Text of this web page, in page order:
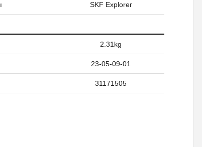
SKF Explorer
2.31kg
23-05-09-01
31171505